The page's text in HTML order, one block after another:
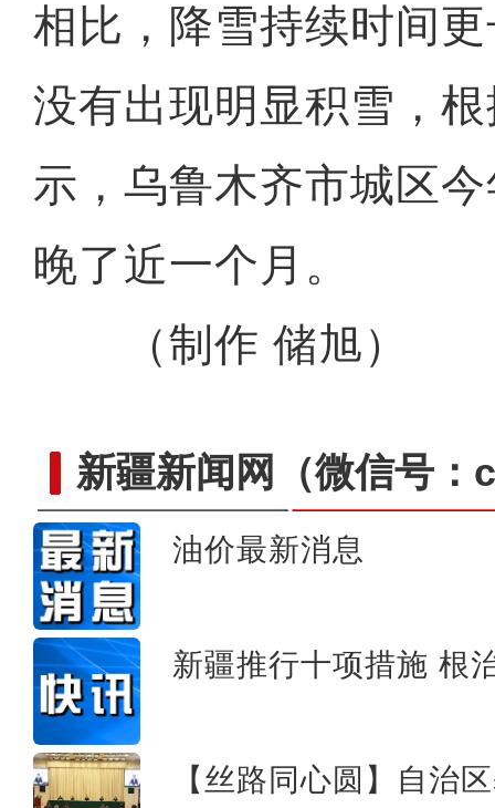
相比，降雪持续时间
没有出现明显积雪，
示，乌鲁木齐市城区
晚了近一个月。
（制作 储旭）
新疆新闻网 （微信号
油价最新消息
新疆推行十项措施 ​根
【丝路同心圆】自治